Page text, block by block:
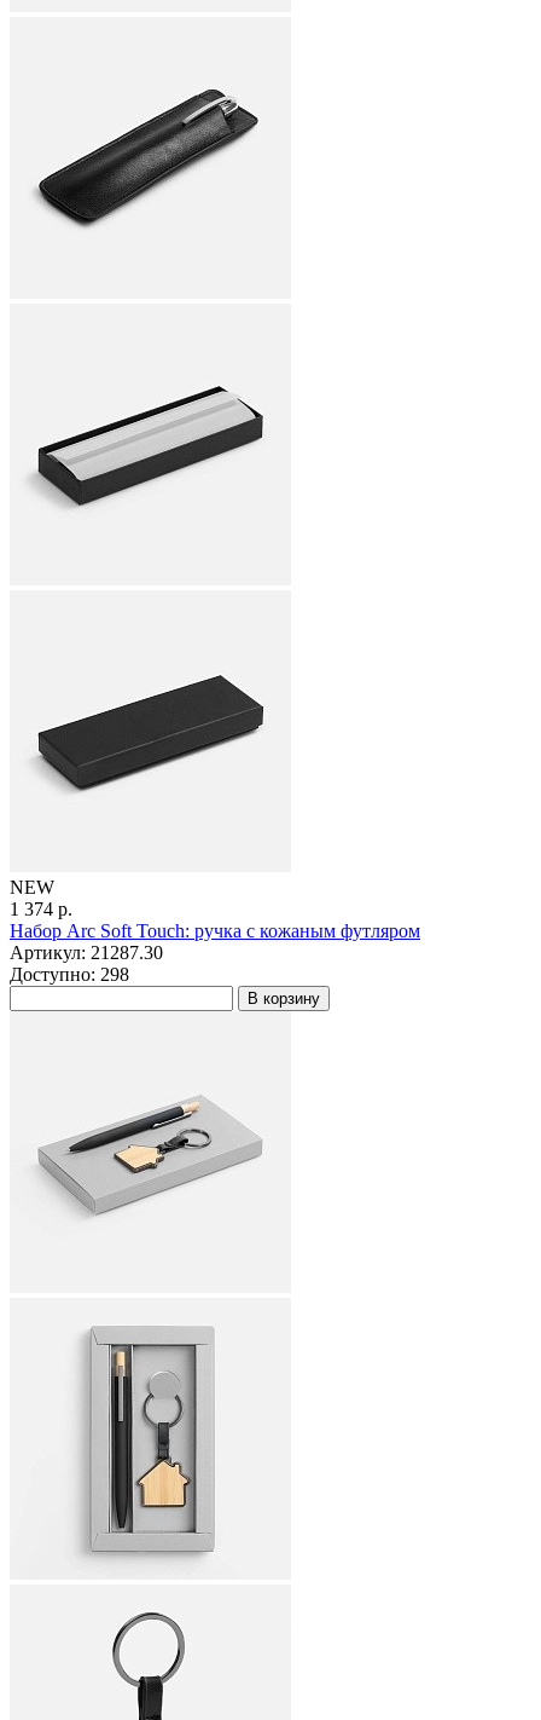
NEW
1 374 р.
Набор Arc Soft Touch: ручка с кожаным футляром
Артикул: 21287.30
Доступно: 298
В корзину